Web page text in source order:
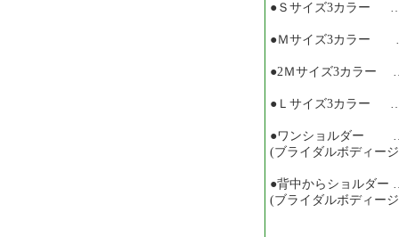
●Ｓサイズ3カラー
●Ｍサイズ3カラー
●2Ｍサイズ3カラー
●Ｌサイズ3カラー
●ワンショルダー …
(ブライダルボディー
●背中からショルダー
(ブライダルボディー